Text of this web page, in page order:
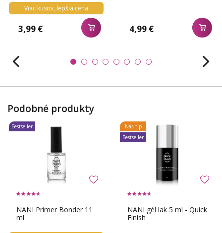
Viac kusov, lepšia cena
3,99 € 4,99 €
Podobné produkty
NANI Primer Bonder 11
ml
Bestseller
NANI gél lak 5 ml - Quick
Finish
Náš tip
Bestseller